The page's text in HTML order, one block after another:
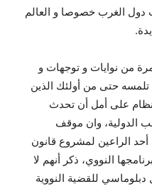
دول الغرب خصوصا و العالم
من نوايات و توجهات و
تلمسه حتى من أولئك الذين
على أمل أن تحدث
الدولية، وان موقف
أحد الراعين لمشروع قانون
النووي، ذكر أنهم لا
للقضية النووية